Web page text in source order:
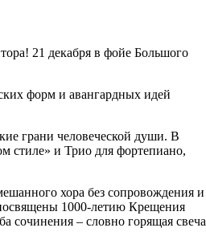
21 декабря в фойе Большого
форм и авангардных идей
грани человеческой души. В
стиле» и Трио для фортепиано,
хора без сопровождения и
1000-летию Крещения
сочинения – словно горящая свеча